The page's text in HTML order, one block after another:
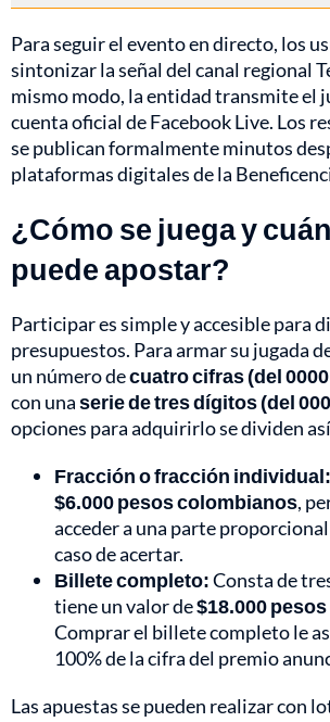
Para seguir el evento en directo, los
sintonizar la señal del canal regional
mismo modo, la entidad transmite el
cuenta oficial de Facebook Live. Los
se publican formalmente minutos
plataformas digitales de la
¿Cómo se juega y
puede apostar?
Participar es simple y accesible para
presupuestos. Para armar su jugada
un número decuatro cifras (del 0000
con unaserie de tres dígitos (del
opciones para adquirirlo se dividen
Fracción o fracción individual:
$6.000 pesos colombianos,
acceder a una parte
caso de acertar.
Billete completo:Consta de
tiene un valor de$18.000
Comprar el billete completo le
100% de la cifra del premio
Las apuestas se pueden realizar con